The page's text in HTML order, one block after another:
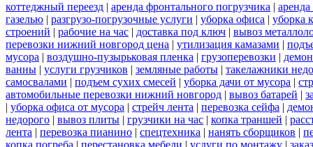
коттеджный переезд | аренда фронтального погрузчика |
газелью | разгрузо-погрузочные услуги | уборка офиса | уборка
строений | рабочие на час | доставка под ключ | вывоз
перевозки нижний новгород цена | утилизация камазами |
мусора | воздушно-пузырьковая пленка | грузоперевозки |
ванны | услуги грузчиков | земляные работы | такелажники
самосвалами | подъем сухих смесей | уборка дачи от мусора |
автомобильные перевозки нижний новгород | вывоз батарей |
| уборка офиса от мусора | стрейч лента | перевозка сейфа |
недорого | вывоз плиты | грузчики на час | копка траншей |
лента | перевозка пианино | спецтехника | нанять сборщиков |
копка погреба | перестановка мебели | услуги по монтажу |